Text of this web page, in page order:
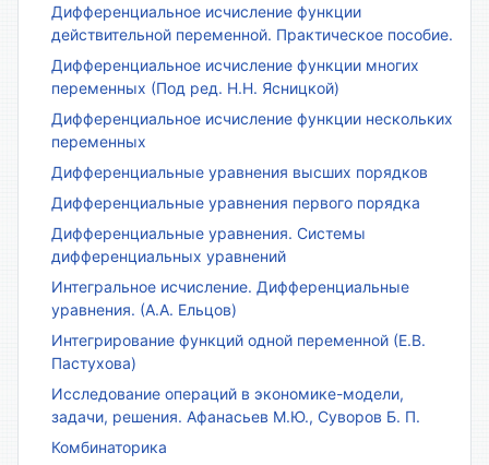
Дифференциальное исчисление функции
действительной переменной. Практическое пособие.
Дифференциальное исчисление функции многих
переменных (Под ред. Н.Н. Ясницкой)
Дифференциальное исчисление функции нескольких
переменных
Дифференциальные уравнения высших порядков
Дифференциальные уравнения первого порядка
Дифференциальные уравнения. Системы
дифференциальных уравнений
Интегральное исчисление. Дифференциальные
уравнения. (А.А. Ельцов)
Интегрирование функций одной переменной (Е.В.
Пастухова)
Исследование операций в экономике-модели,
задачи, решения. Афанасьев М.Ю., Суворов Б. П.
Комбинаторика